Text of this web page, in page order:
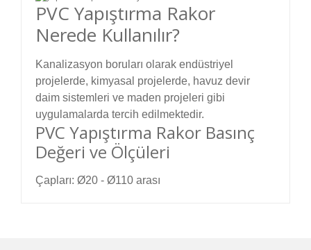
PVC Yapıştırma Rakor
Nerede Kullanılır?
Kanalizasyon boruları olarak endüstriyel
projelerde, kimyasal projelerde, havuz devir
daim sistemleri ve maden projeleri gibi
uygulamalarda tercih edilmektedir.
PVC Yapıştırma Rakor Basınç
Değeri ve Ölçüleri
Çapları: Ø20 - Ø110 arası